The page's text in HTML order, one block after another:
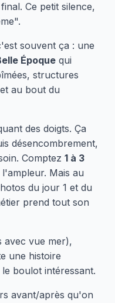
Ce petit silence,
souvent ça : une
Époque qui
structures
au bout du
des doigts. Ça
désencombrement,
Comptez 1 à 3
Mais au
du jour 1 et du
prend tout son
avec vue mer),
une histoire
boulot intéressant.
avant/après qu'on